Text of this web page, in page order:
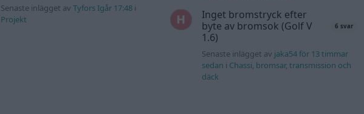
Senaste inlägget av Tyfors Igår 17:48i
Projekt
Inget bromstryck efter
byte av bromsok (Golf V
1.6)
6 svar
Senaste inlägget av jaka54 för 13 timmar
sedan i Chassi, bromsar, transmission och
däck